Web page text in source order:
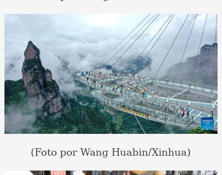
(Foto por Wang Huabin/Xinhua)